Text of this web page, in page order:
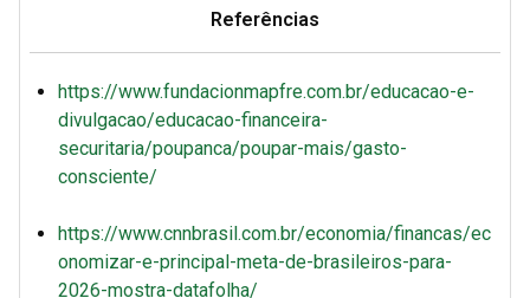
Referências
https://www.fundacionmapfre.com.br/educacao-e-
divulgacao/educacao-financeira-
securitaria/poupanca/poupar-mais/gasto-
consciente/
https://www.cnnbrasil.com.br/economia/financas/ec
onomizar-e-principal-meta-de-brasileiros-para-
2026-mostra-datafolha/